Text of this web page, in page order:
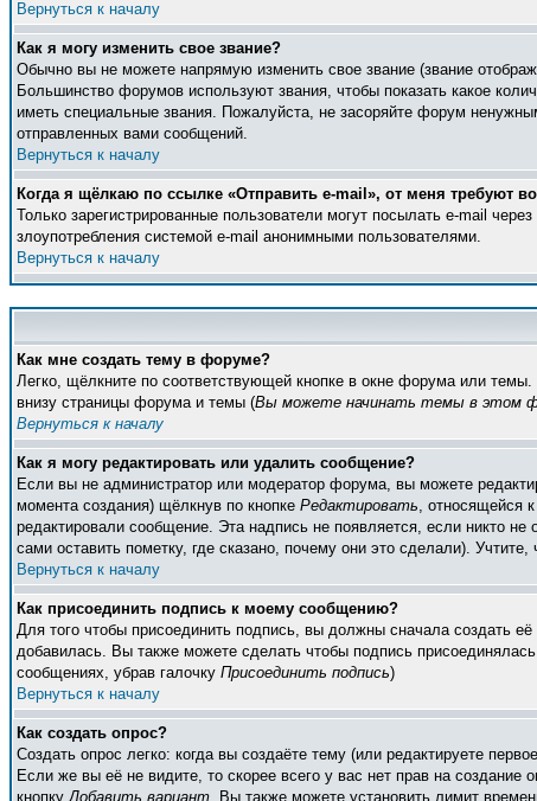
Вернуться к началу
Как я могу изменить свое звание?
Обычно вы не можете напрямую изменить свое звание (звание
Большинство форумов используют звания, чтобы показать какое
иметь специальные звания. Пожалуйста, не засоряйте форум
отправленных вами сообщений.
Вернуться к началу
Когда я щёлкаю по ссылке «Отправить e-mail», от меня требуют
Только зарегистрированные пользователи могут посылать e-mail
злоупотребления системой e-mail анонимными пользователями.
Вернуться к началу
Как мне создать тему в форуме?
Легко, щёлкните по соответствующей кнопке в окне форума или
внизу страницы форума и темы (Вы можете начинать темы в этом
Вернуться к началу
Как я могу редактировать или удалить сообщение?
Если вы не администратор или модератор форума, вы можете
момента создания) щёлкнув по кнопке Редактировать, относящейся
редактировали сообщение. Эта надпись не появляется, если никто
сами оставить пометку, где сказано, почему они это сделали).
Вернуться к началу
Как присоединить подпись к моему сообщению?
Для того чтобы присоединить подпись, вы должны сначала создать
добавилась. Вы также можете сделать чтобы подпись
сообщениях, убрав галочку Присоединить подпись)
Вернуться к началу
Как создать опрос?
Создать опрос легко: когда вы создаёте тему (или редактируете
Если же вы её не видите, то скорее всего у вас нет прав на
кнопкуДобавить вариант. Вы также можете установить лимит